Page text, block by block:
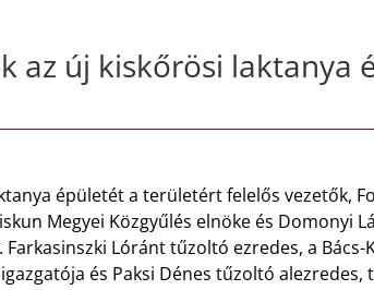
az új kiskőrösi laktanya
épületét a területért felelős vezetők,
Megyei Közgyűlés elnöke és Domonyi
Lóránt tűzoltó ezredes, a Bács-
és Paksi Dénes tűzoltó